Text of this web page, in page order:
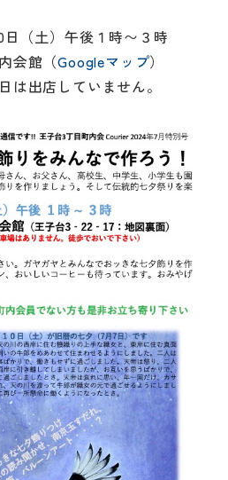
（土）午後１時〜３時
会館（Googleマップ）
出店していません。